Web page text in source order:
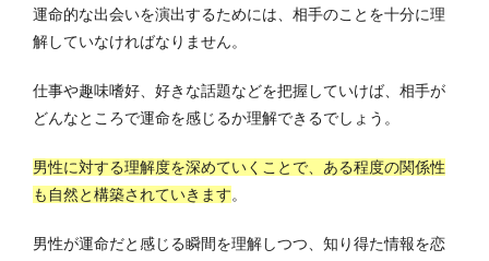
運命的な出会いを演出するためには、相手のことを十分に理
解していなければなりません。
仕事や趣味嗜好、好きな話題などを把握していけば、相手が
どんなところで運命を感じるか理解できるでしょう。
男性に対する理解度を深めていくことで、ある程度の関係性
も自然と構築されていきます。
男性が運命だと感じる瞬間を理解しつつ、知り得た情報を恋